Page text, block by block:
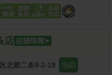
店
北郷二条9-2-19 地図